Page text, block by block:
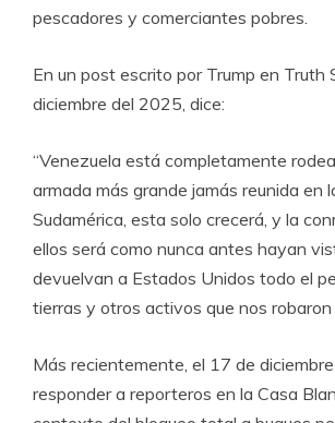
pescadores y comerciantes pobres.
En un post escrito por Trump en Truth
diciembre del 2025, dice:
“Venezuela está completamente
armada más grande jamás reunida en
Sudamérica, esta solo crecerá, y la
ellos será como nunca antes hayan
devuelvan a Estados Unidos todo el
tierras y otros activos que nos robaron
Más recientemente, el 17 de
responder a reporteros en la Casa